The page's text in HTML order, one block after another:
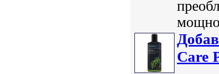
Care